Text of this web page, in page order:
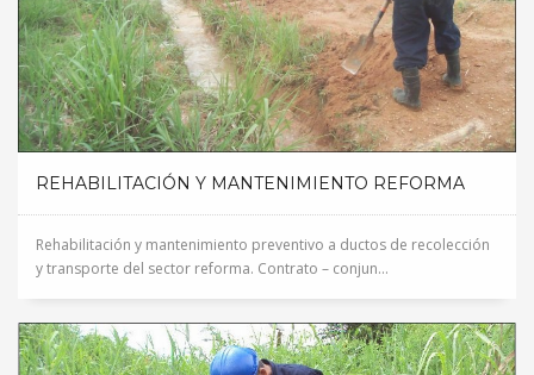
REHABILITACIÓN Y MANTENIMIENTO REFORMA
Rehabilitación y mantenimiento preventivo a ductos de recolección
y transporte del sector reforma. Contrato – conjun...